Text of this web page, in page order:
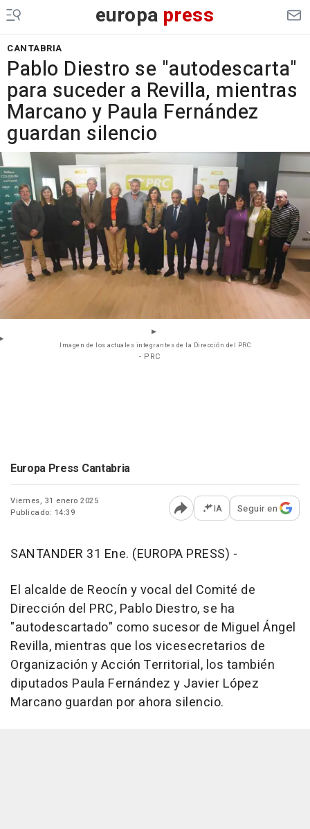
europa press
CANTABRIA
Pablo Diestro se "autodescarta"
para suceder a Revilla, mientras
Marcano y Paula Fernández
guardan silencio
Imagen de los actuales integrantes de la Dirección del PRC
- PRC
Europa Press Cantabria
Viernes, 31 enero 2025
Publicado: 14:39
Abrir opciones para
IA Seguir en
SANTANDER 31 Ene. (EUROPA PRESS) -
El alcalde de Reocín y vocal del Comité de
Dirección del PRC, Pablo Diestro, se ha
"autodescartado" como sucesor de Miguel Ángel
Revilla, mientras que los vicesecretarios de
Organización y Acción Territorial, los también
diputados Paula Fernández y Javier López
Marcano guardan por ahora silencio.